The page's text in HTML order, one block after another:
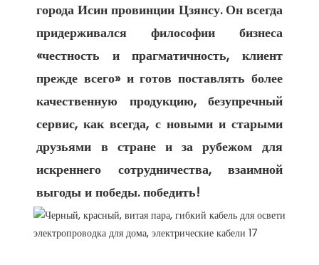
города Исин провинции Цзянсу. Он всегда
придерживался философии бизнеса
«честность и прагматичность, клиент
прежде всего» и готов поставлять более
качественную продукцию, безупречный
сервис, как всегда, с новыми и старыми
друзьями в стране и за рубежом для
искреннего сотрудничества, взаимной